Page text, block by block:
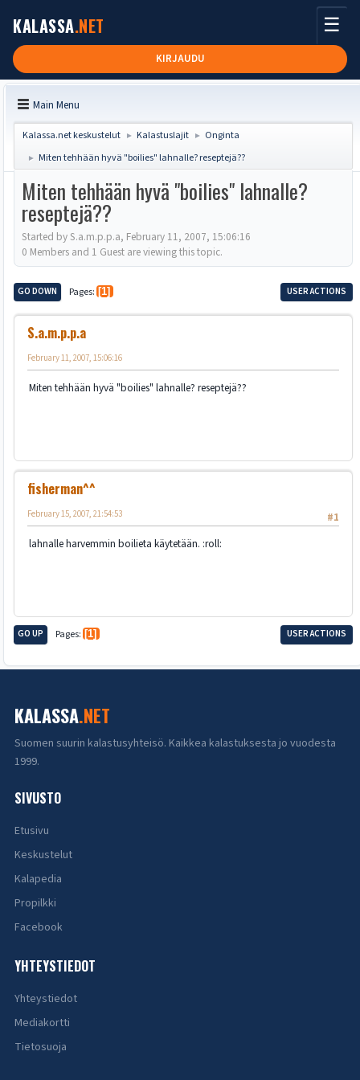
KALASSA.NET
KIRJAUDU
☰
Main Menu
Kalassa.net keskustelut ► Kalastuslajit ► Onginta
► Miten tehhään hyvä "boilies" lahnalle? reseptejä??
Miten tehhään hyvä "boilies" lahnalle?
reseptejä??
Started by S.a.m.p.p.a, February 11, 2007, 15:06:16
0 Members and 1 Guest are viewing this topic.
GO DOWN Pages 1 USER ACTIONS
S.a.m.p.p.a
February 11, 2007, 15:06:16
Miten tehhään hyvä "boilies" lahnalle? reseptejä??
fisherman^^
#1
February 15, 2007, 21:54:53
lahnalle harvemmin boilieta käytetään. :roll:
GO UP Pages 1 USER ACTIONS
KALASSA.NET
Suomen suurin kalastusyhteisö. Kaikkea kalastuksesta jo vuodesta
1999.
SIVUSTO
Etusivu
Keskustelut
Kalapedia
Propilkki
Facebook
YHTEYSTIEDOT
Yhteystiedot
Mediakortti
Tietosuoja